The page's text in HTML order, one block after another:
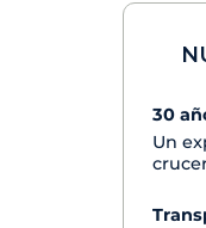
30
Un